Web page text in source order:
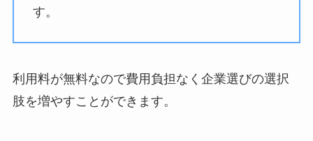
す。
利用料が無料なので費用負担なく企業選びの選択
肢を増やすことができます。